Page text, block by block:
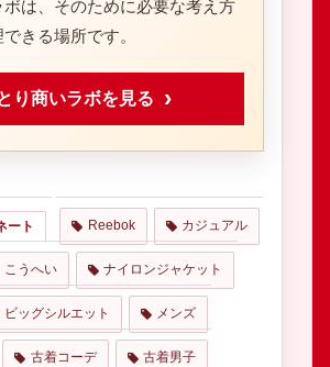
は、そのために必要な考え方
きる場所です。
り商いラボを見る
ート Reebok カジュアル
こうへい ナイロンジャケット
ビッグシルエット メンズ
古着コーデ 古着男子